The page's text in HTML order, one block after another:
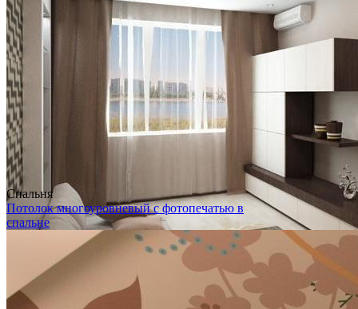
Спальня
Потолок многоуровневый с фотопечатью в
спальне